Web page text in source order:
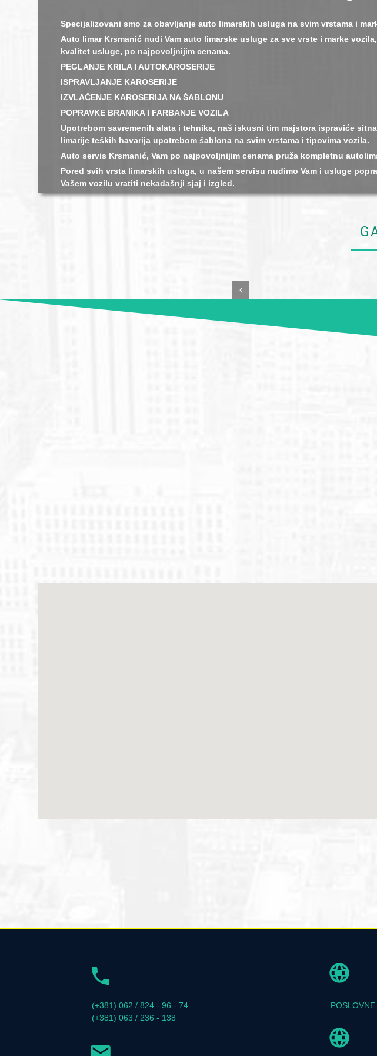
Specijalizovani smo za obavljanje auto limarskih usluga na svim vrstama i
Auto limar Krsmanić nudi Vam auto limarske usluge za sve vrste i marke
kvalitet usluge, po najpovoljnijim cenama.
PEGLANJE KRILA I AUTOKAROSERIJE
ISPRAVLJANJE KAROSERIJE
IZVLAČENJE KAROSERIJA NA ŠABLONU
POPRAVKE BRANIKA I FARBANJE VOZILA
Upotrebom savremenih alata i tehnika, naš iskusni tim majstora ispraviće
limarije teških havarija upotrebom šablona na svim vrstama i tipovima vozila.
Auto servis Krsmanić, Vam po najpovoljnijim cenama pruža kompletnu
Pored svih vrsta limarskih usluga, u našem servisu nudimo Vam i usluge
Vašem vozilu vratiti nekadašnji sjaj i izgled.
(+381) 062 / 824 - 96 - 74
(+381) 063 / 236 - 138